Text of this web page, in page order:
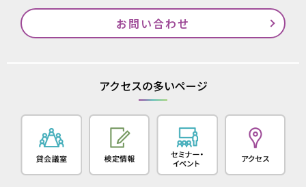
お問い合わせ
アクセスの多いページ